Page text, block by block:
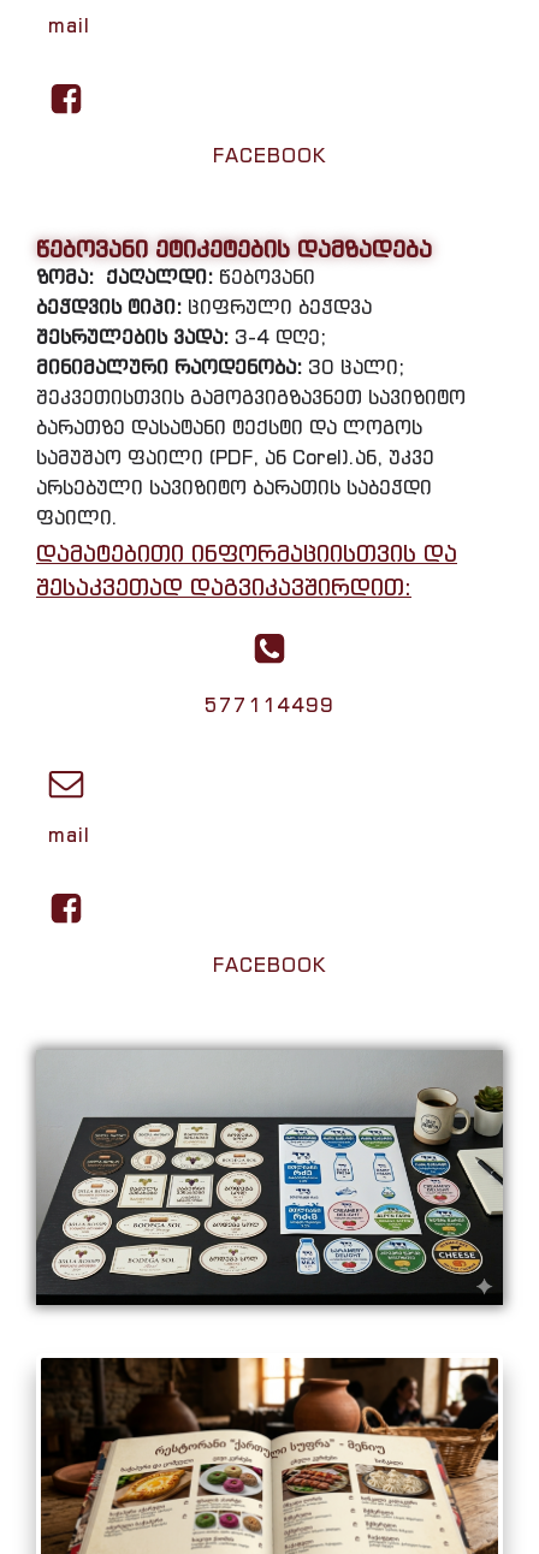
mail
FACEBOOK
წებოვანი ეტიკეტების დამზადება
ზომა: ქაღალდი: წებოვანი
ბეჭდვის ტიპი: ციფრული ბეჭდვა
შესრულების ვადა: 3-4 დღე;
მინიმალური რაოდენობა: 30 ცალი;
შეკვეთისთვის გამოგვიგზავნეთ სავიზიტო
ბარათზე დასატანი ტექსტი და ლოგოს
სამუშაო ფაილი (PDF, ან Corel).ან, უკვე
არსებული სავიზიტო ბარათის საბეჭდი
ფაილი.
დამატებითი ინფორმაციისთვის და
შესაკვეთად დაგვიკავშირდით:
577114499
mail
FACEBOOK